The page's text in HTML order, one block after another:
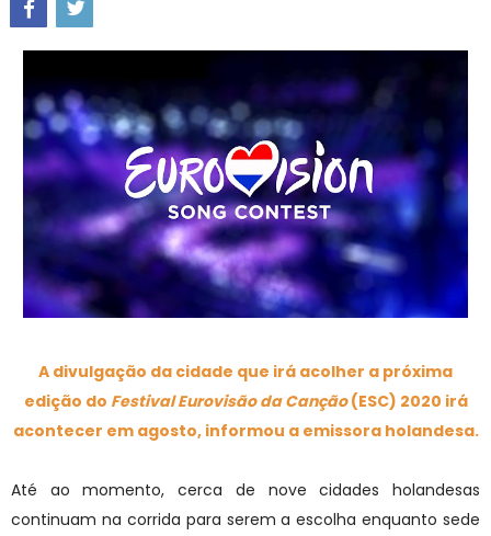
A divulgação da cidade que irá acolher a próxima
edição do Festival Eurovisão da Canção(ESC) 2020 irá
acontecer em agosto, informou a emissora holandesa.
Até ao momento, cerca de nove cidades holandesas
continuam na corrida para serem a escolha enquanto sede